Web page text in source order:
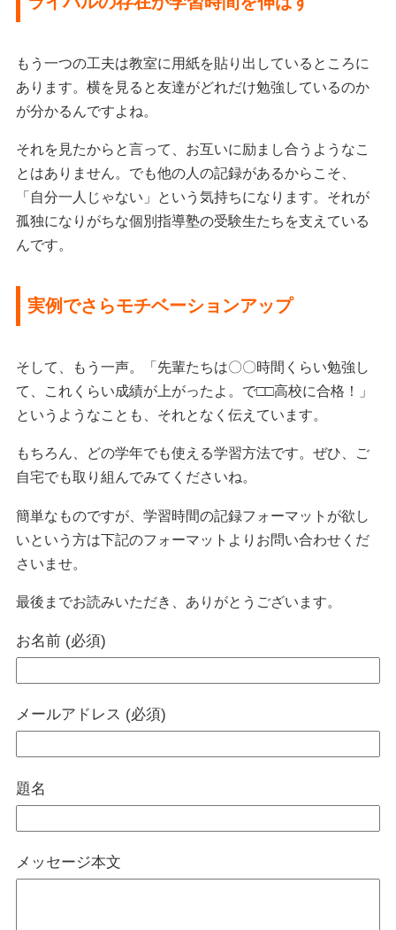
もう一つの工夫は教室に用紙を貼り出しているところに
あります。横を見ると友達がどれだけ勉強しているのか
が分かるんですよね。
それを見たからと言って、お互いに励まし合うようなこ
とはありません。でも他の人の記録があるからこそ、
「自分一人じゃない」という気持ちになります。それが
孤独になりがちな個別指導塾の受験生たちを支えている
んです。
実例でさらモチベーションアップ
そして、もう一声。「先輩たちは〇〇時間くらい勉強し
て、これくらい成績が上がったよ。で□□高校に合格！」
というようなことも、それとなく伝えています。
もちろん、どの学年でも使える学習方法です。ぜひ、ご
自宅でも取り組んでみてくださいね。
簡単なものですが、学習時間の記録フォーマットが欲し
いという方は下記のフォーマットよりお問い合わせくだ
さいませ。
最後までお読みいただき、ありがとうございます。
お名前 (必須)
メールアドレス (必須)
題名
メッセージ本文